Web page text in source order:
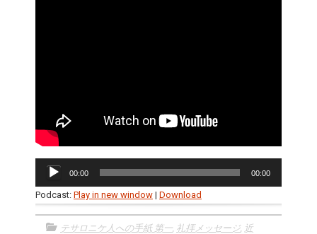
プ
レ
00:00 00:00
Podcast: Play in new window | Download
テサロニケ人への手紙 第一, 礼拝メッセージ, 近